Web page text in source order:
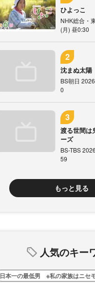
ひよっこ
NHK総合・
(月) 昼0:30
沈まぬ太陽
BS朝日
0
渡る世間
ーズ
BS-TBS
59
もっと見る
人気のキー
日本一の最低男 ※私の家族はニセ